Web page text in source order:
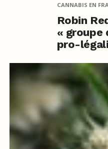
CANNABIS EN
Robin
« groupe
pro-